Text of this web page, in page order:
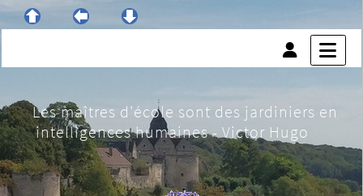
Les maîtres d'école sont des jardiniers en
intelligences humaines - Victor Hugo